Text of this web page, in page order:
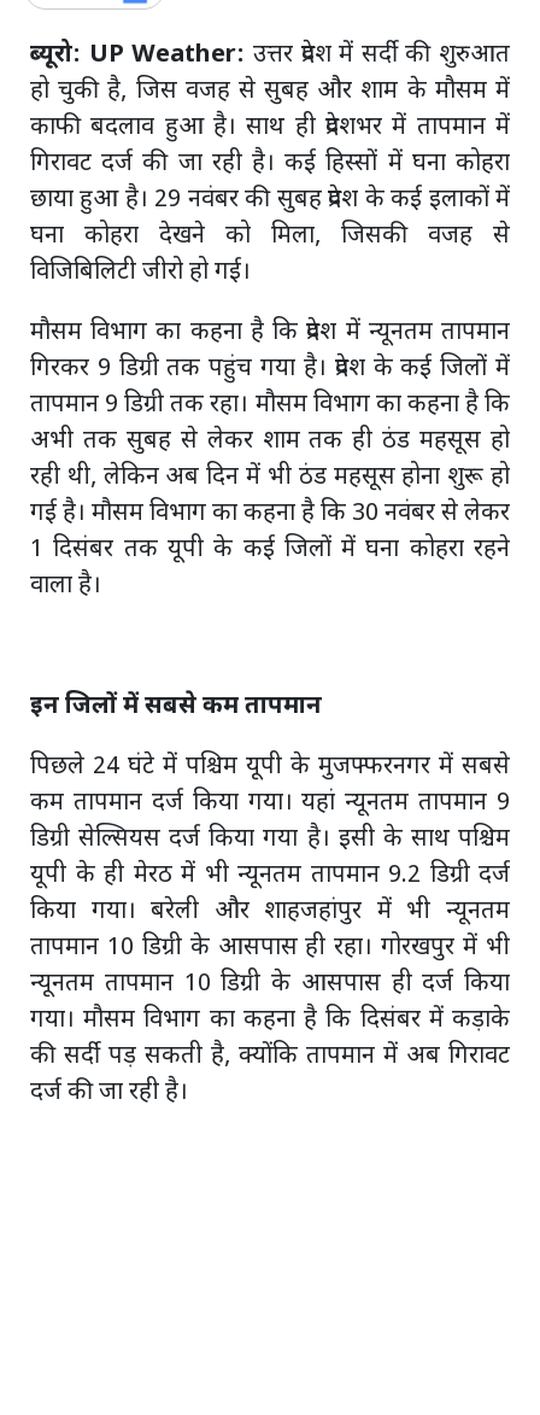
ब्यूरो: UP Weather: उत्तर प्रदेश में सर्दी की शुरुआत
हो चुकी है, जिस वजह से सुबह और शाम के मौसम में
काफी बदलाव हुआ है। साथ ही प्रदेशभर में तापमान में
गिरावट दर्ज की जा रही है। कई हिस्सों में घना कोहरा
छाया हुआ है। 29 नवंबर की सुबह प्रदेश के कई इलाकों में
घना कोहरा देखने को मिला, जिसकी वजह से
विजिबिलिटी जीरो हो गई।
मौसम विभाग का कहना है कि प्रदेश में न्यूनतम तापमान
गिरकर 9 डिग्री तक पहुंच गया है। प्रदेश के कई जिलों में
तापमान 9 डिग्री तक रहा। मौसम विभाग का कहना है कि
अभी तक सुबह से लेकर शाम तक ही ठंड महसूस हो
रही थी, लेकिन अब दिन में भी ठंड महसूस होना शुरू हो
गई है। मौसम विभाग का कहना है कि 30 नवंबर से लेकर
1 दिसंबर तक यूपी के कई जिलों में घना कोहरा रहने
वाला है।
इन जिलों में सबसे कम तापमान
पिछले 24 घंटे में पश्चिम यूपी के मुजफ्फरनगर में सबसे
कम तापमान दर्ज किया गया। यहां न्यूनतम तापमान 9
डिग्री सेल्सियस दर्ज किया गया है। इसी के साथ पश्चिम
यूपी के ही मेरठ में भी न्यूनतम तापमान 9.2 डिग्री दर्ज
किया गया। बरेली और शाहजहांपुर में भी न्यूनतम
तापमान 10 डिग्री के आसपास ही रहा। गोरखपुर में भी
न्यूनतम तापमान 10 डिग्री के आसपास ही दर्ज किया
गया। मौसम विभाग का कहना है कि दिसंबर में कड़ाके
की सर्दी पड़ सकती है, क्योंकि तापमान में अब गिरावट
दर्ज की जा रही है।